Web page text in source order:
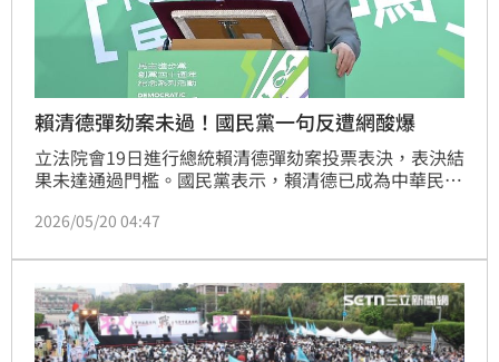
賴清德彈劾案未過！國民黨一句反遭網酸爆
立法院會19日進行總統賴清德彈劾案投票表決，表決結
果未達通過門檻。國民黨表示，賴清德已成為中華民國
表決的總統，「已在中華民國憲政史上留下恥辱印
敢提倒閣？」
2026/05/20 04:47